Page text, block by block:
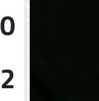
0
2